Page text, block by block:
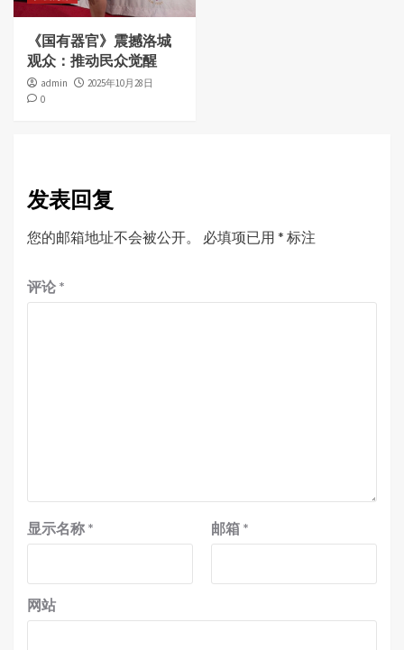
《国有器官》震撼洛城
观众：推动民众觉醒
admin
2025年10月28日
0
发表回复
您的邮箱地址不会被公开。 必填项已用 * 标注
评论 *
显示名称 * 邮箱 *
网站